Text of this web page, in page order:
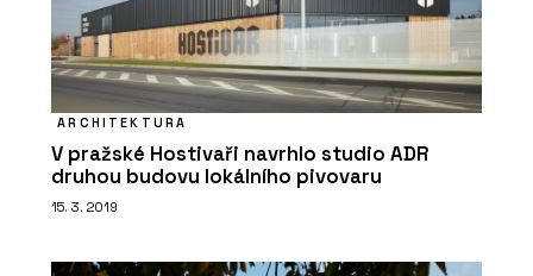
ARCHITEKTURA
V pražské Hostivaři navrhlo studio ADR
druhou budovu lokálního pivovaru
15. 3. 2019